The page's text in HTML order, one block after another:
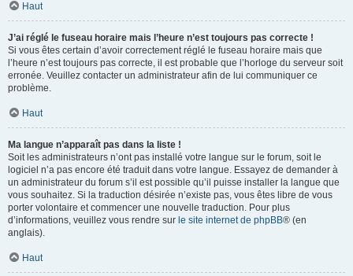
Haut
J’ai réglé le fuseau horaire mais l’heure n’est toujours pas correcte !
Si vous êtes certain d’avoir correctement réglé le fuseau horaire mais que
l’heure n’est toujours pas correcte, il est probable que l’horloge du serveur soit
erronée. Veuillez contacter un administrateur afin de lui communiquer ce
problème.
Haut
Ma langue n’apparaît pas dans la liste !
Soit les administrateurs n’ont pas installé votre langue sur le forum, soit le
logiciel n’a pas encore été traduit dans votre langue. Essayez de demander à
un administrateur du forum s’il est possible qu’il puisse installer la langue que
vous souhaitez. Si la traduction désirée n’existe pas, vous êtes libre de vous
porter volontaire et commencer une nouvelle traduction. Pour plus
d’informations, veuillez vous rendre sur le site internet de phpBB® (en
anglais).
Haut